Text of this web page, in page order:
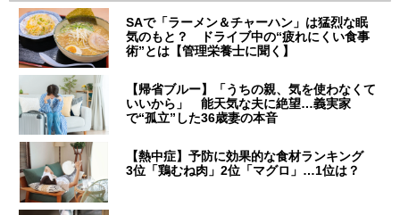
SAで「ラーメン＆チャーハン」は猛烈な眠
気のもと？ ドライブ中の“疲れにくい食事
術”とは【管理栄養士に聞く】
【帰省ブルー】「うちの親、気を使わなくて
いいから」 能天気な夫に絶望…義実家
で“孤立”した36歳妻の本音
【熱中症】予防に効果的な食材ランキング
3位「鶏むね肉」2位「マグロ」…1位は？